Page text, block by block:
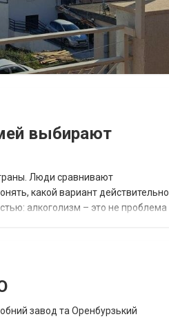
выбирают
Люди сравнивают
какой вариант действительно
алкоголизм – это не проблема
завод та Оренбурзький